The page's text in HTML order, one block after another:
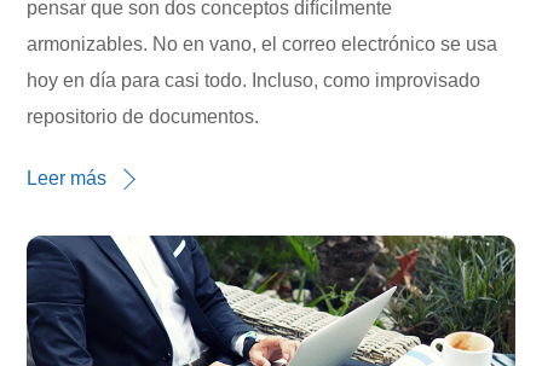
pensar que son dos conceptos difícilmente
armonizables. No en vano, el correo electrónico se usa
hoy en día para casi todo. Incluso, como improvisado
repositorio de documentos.
Leer más